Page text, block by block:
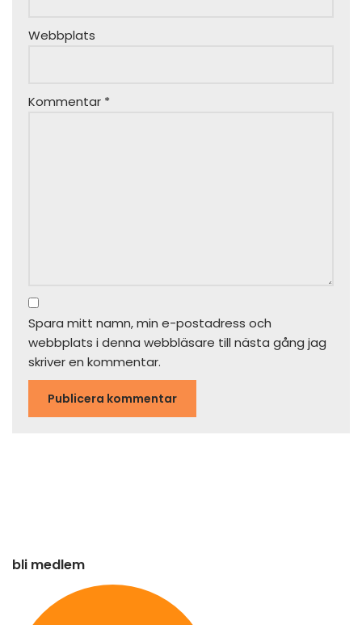
Webbplats
Kommentar *
Spara mitt namn, min e-postadress och
webbplats i denna webbläsare till nästa gång jag
skriver en kommentar.
bli medlem